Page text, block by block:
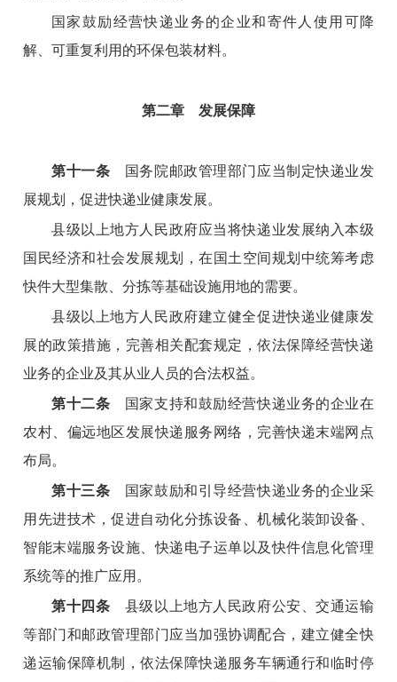
国家鼓励经营快递业务的企业和寄件人使用可降
解、可重复利用的环保包装材料。
第二章 发展保障
第十一条 国务院邮政管理部门应当制定快递业发
展规划，促进快递业健康发展。
县级以上地方人民政府应当将快递业发展纳入本级
国民经济和社会发展规划，在国土空间规划中统筹考虑
快件大型集散、分拣等基础设施用地的需要。
县级以上地方人民政府建立健全促进快递业健康发
展的政策措施，完善相关配套规定，依法保障经营快递
业务的企业及其从业人员的合法权益。
第十二条 国家支持和鼓励经营快递业务的企业在
农村、偏远地区发展快递服务网络，完善快递末端网点
布局。
第十三条 国家鼓励和引导经营快递业务的企业采
用先进技术，促进自动化分拣设备、机械化装卸设备、
智能末端服务设施、快递电子运单以及快件信息化管理
系统等的推广应用。
第十四条 县级以上地方人民政府公安、交通运输
等部门和邮政管理部门应当加强协调配合，建立健全快
递运输保障机制，依法保障快递服务车辆通行和临时停